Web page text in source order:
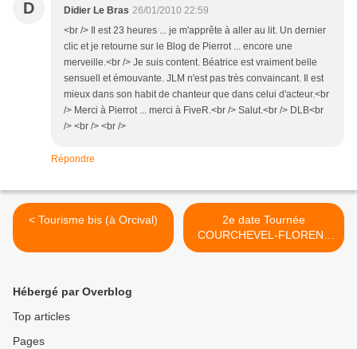
D Didier Le Bras 26/01/2010 22:59
<br /> Il est 23 heures ... je m'apprête à aller au lit. Un dernier
clic et je retourne sur le Blog de Pierrot ... encore une
merveille.<br /> Je suis content. Béatrice est vraiment belle
sensuell et émouvante. JLM n'est pas très convaincant. Il est
mieux dans son habit de chanteur que dans celui d'acteur.<br
/> Merci à Pierrot ... merci à FiveR.<br /> Salut.<br /> DLB<br
/> <br /> <br />
Répondre
< Tourisme bis (à Orcival)
2e date Tournée
COURCHEVEL-FLORENT
MARCHET >
Hébergé par Overblog
Top articles
Pages